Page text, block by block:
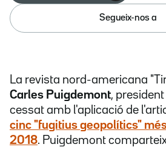
Segueix-nos a
La revista nord-americana
Carles Puigdemont,
cessat amb l'aplicació de
cinc "fugitius geopolítics"
2018. Puigdemont